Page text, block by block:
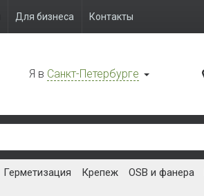
Для бизнеса Контакты
Я в Санкт-Петербурге
Герметизация Крепеж OSB и фанера